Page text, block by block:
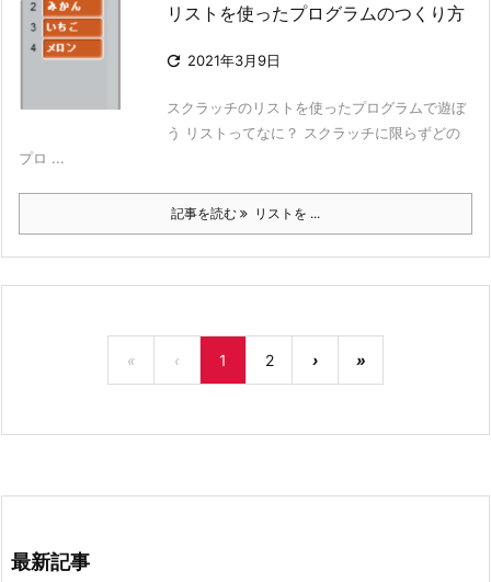
リストを使ったプログラムのつくり方
 2021年3月9日
スクラッチのリストを使ったプログラムで遊ぼ
う リストってなに？ スクラッチに限らずどの
プロ ...
記事を読む リストを ...
« ‹ 1 2 › »
最新記事